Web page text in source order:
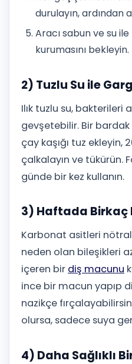
durulayın, ardından
Aracı sabun ve su
kurumasını bekleyin.
2) Tuzlu Su ile
Ilık tuzlu su, bakterileri
gevşetebilir. Bir bardak
çay kaşığı tuz ekleyin,
çalkalayın ve tükürün.
günde bir kez kullanın.
3) Haftada Birkaç
Karbonat asitleri
neden olan bileşikleri
içeren bir diş macunu
ince bir macun yapıp
nazikçe
olursa, sadece suya
4) Daha Sağlıklı